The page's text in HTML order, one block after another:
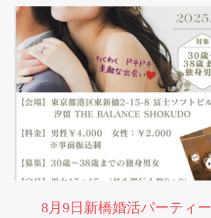
8月9日新橋婚活パーティ